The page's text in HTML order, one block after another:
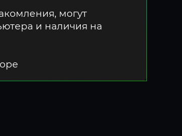
могут
и наличия на